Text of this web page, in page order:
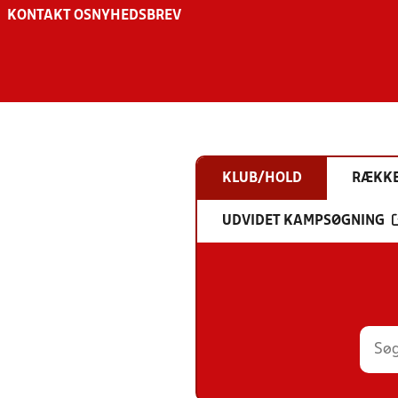
KONTAKT OS NYHEDSBREV
KLUB/HOLD
UDVIDET KAMPSØGNING